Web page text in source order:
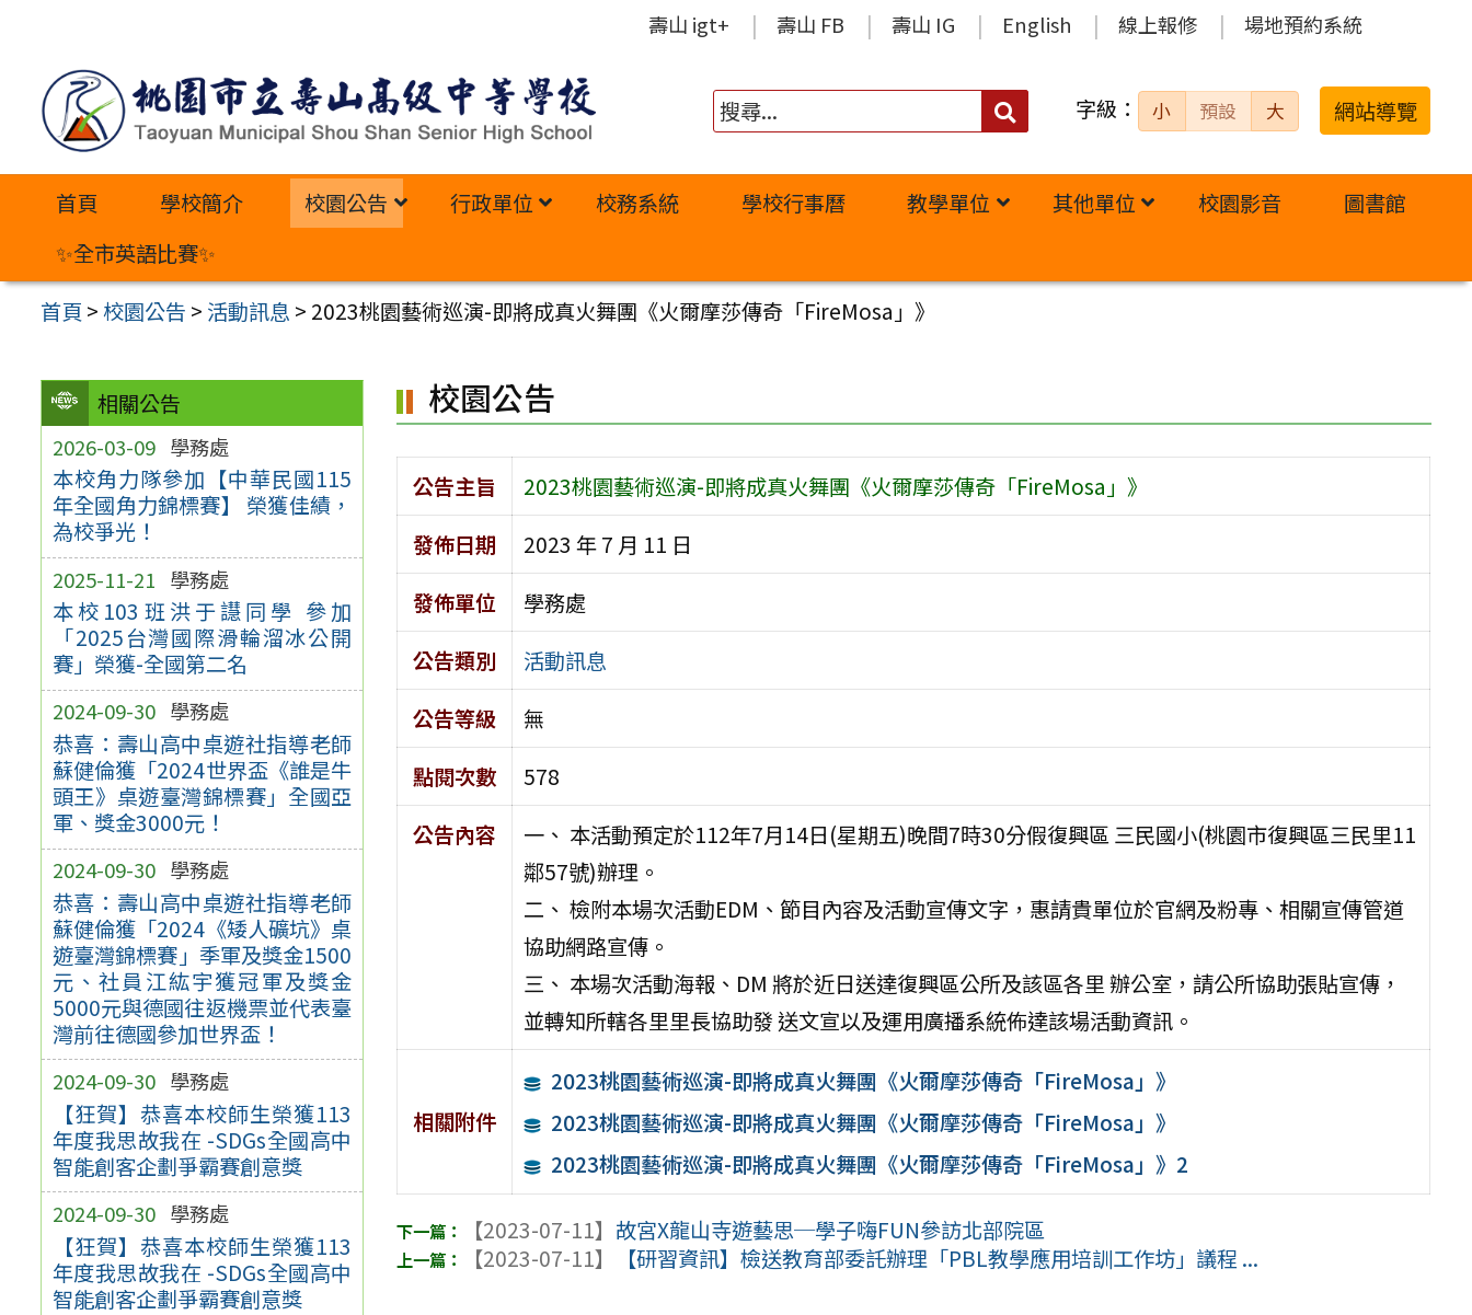
內
壽山 igt+ 壽山 FB 壽山 IG English 線上報修 場地預約系統
搜
字級： 小 預設 大 網站導覽
首頁 學校簡介 校園公告 行政單位 校務系統 學校行事曆 教學單位 其他單位 校園影音
圖書館
✨全市英語比賽✨
首頁 >校園公告 > 活動訊息 > 2023桃園藝術巡演-即將成真火舞團《火爾摩莎傳奇「FireMosa」》
相關公告
2026-03-09 學務處
本校角力隊參加【中華民國115
年全國角力錦標賽】 榮獲佳績，
為校爭光！
2025-11-21 學務處
本校103班洪于譿同學 參加
「2025台灣國際滑輪溜冰公開
賽」榮獲-全國第二名
2024-09-30 學務處
恭喜：壽山高中桌遊社指導老師
蘇健倫獲「2024世界盃《誰是牛
頭王》桌遊臺灣錦標賽」全國亞
軍、獎金3000元！
2024-09-30 學務處
恭喜：壽山高中桌遊社指導老師
蘇健倫獲「2024《矮人礦坑》桌
遊臺灣錦標賽」季軍及獎金1500
元、社員江紘宇獲冠軍及獎金
5000元與德國往返機票並代表臺
灣前往德國參加世界盃！
2024-09-30 學務處
【狂賀】恭喜本校師生榮獲113
年度我思故我在 -SDGs全國高中
智能創客企劃爭霸賽創意獎
2024-09-30 學務處
【狂賀】恭喜本校師生榮獲113
年度我思故我在 -SDGs全國高中
智能創客企劃爭霸賽創意獎
校園公告
公告主旨
2023桃園藝術巡演-即將成真火舞團《火爾摩莎傳奇「FireMosa」》
發佈日期
2023 年 7 月 11 日
發佈單位
學務處
公告類別
活動訊息
公告等級
無
點閱次數
578
公告內容
一、 本活動預定於112年7月14日(星期五)晚間7時30分假復興區 三民國小(桃園市復興區三民里11
鄰57號)辦理。
二、 檢附本場次活動EDM、節目內容及活動宣傳文字，惠請貴單位於官網及粉專、相關宣傳管道
協助網路宣傳。
三、 本場次活動海報、DM 將於近日送達復興區公所及該區各里 辦公室，請公所協助張貼宣傳，
並轉知所轄各里里長協助發 送文宣以及運用廣播系統佈達該場活動資訊。
相關附件
2023桃園藝術巡演-即將成真火舞團《火爾摩莎傳奇「FireMosa」》
2023桃園藝術巡演-即將成真火舞團《火爾摩莎傳奇「FireMosa」》
2023桃園藝術巡演-即將成真火舞團《火爾摩莎傳奇「FireMosa」》2
【2023-07-11】 故宮X龍山寺遊藝思─學子嗨FUN參訪北部院區
【2023-07-11】
【研習資訊】檢送教育部委託辦理「PBL教學應用培訓工作坊」議程 ...